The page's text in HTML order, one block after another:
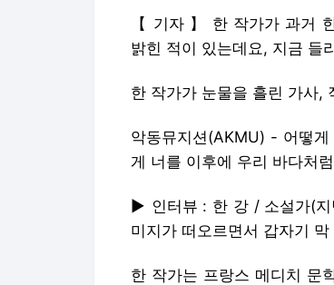
【 기자 】 한 작가가 과거
밝힌 적이 있는데요, 지금 들
한 작가가 눈물을 흘린 가사,
악동뮤지션(AKMU) - 어떻
게 너를 이후에 우리 바다처
▶ 인터뷰 : 한 강 / 소설가(
미지가 떠오르면서 갑자기
한 작가는 프랑스 메디치 문